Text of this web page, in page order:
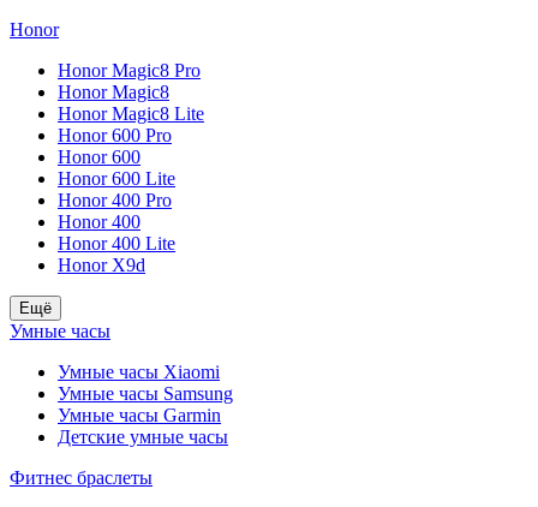
Honor
Honor Magic8 Pro
Honor Magic8
Honor Magic8 Lite
Honor 600 Pro
Honor 600
Honor 600 Lite
Honor 400 Pro
Honor 400
Honor 400 Lite
Honor X9d
Ещё
Умные часы
Умные часы Xiaomi
Умные часы Samsung
Умные часы Garmin
Детские умные часы
Фитнес браслеты